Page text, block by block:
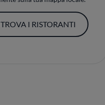
TROVA I RISTORANTI